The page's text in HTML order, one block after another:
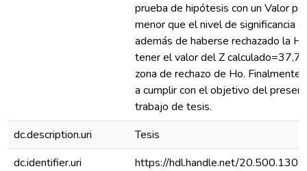
prueba de hipótesis con un Valor
menor que el nivel de significancia
además de haberse rechazado la
tener el valor del Z
zona de rechazo de Ho. Finalmente
a cumplir con el objetivo del
trabajo de tesis.
dc.description.uri
Tesis
dc.identifier.uri
https://hdl.handle.net/